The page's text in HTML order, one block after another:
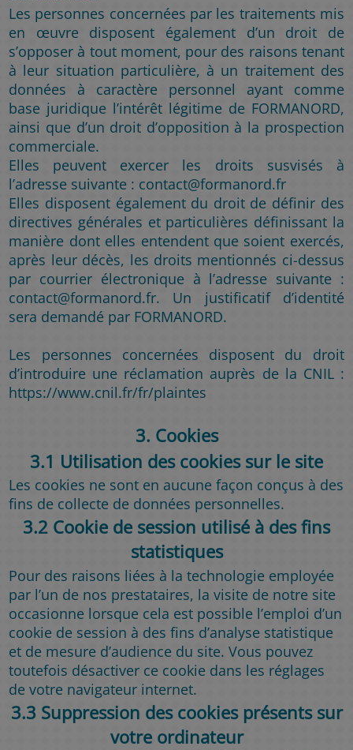
Les personnes concernées par les traitements mis
en œuvre disposent également d’un droit de
s’opposer à tout moment, pour des raisons tenant
à leur situation particulière, à un traitement des
données à caractère personnel ayant comme
base juridique l’intérêt légitime de FORMANORD,
ainsi que d’un droit d’opposition à la prospection
commerciale.
Elles peuvent exercer les droits susvisés à
l’adresse suivante : contact@formanord.fr
Elles disposent également du droit de définir des
directives générales et particulières définissant la
manière dont elles entendent que soient exercés,
après leur décès, les droits mentionnés ci-dessus
par courrier électronique à l’adresse suivante :
contact@formanord.fr. Un justificatif d’identité
sera demandé par FORMANORD.
Les personnes concernées disposent du droit
d’introduire une réclamation auprès de la CNIL :
https://www.cnil.fr/fr/plaintes
3. Cookies
3.1 Utilisation des cookies sur le site
Les cookies ne sont en aucune façon conçus à des
fins de collecte de données personnelles.
3.2 Cookie de session utilisé à des fins
statistiques
Pour des raisons liées à la technologie employée
par l’un de nos prestataires, la visite de notre site
occasionne lorsque cela est possible l’emploi d’un
cookie de session à des fins d’analyse statistique
et de mesure d’audience du site. Vous pouvez
toutefois désactiver ce cookie dans les réglages
de votre navigateur internet.
3.3 Suppression des cookies présents sur
votre ordinateur